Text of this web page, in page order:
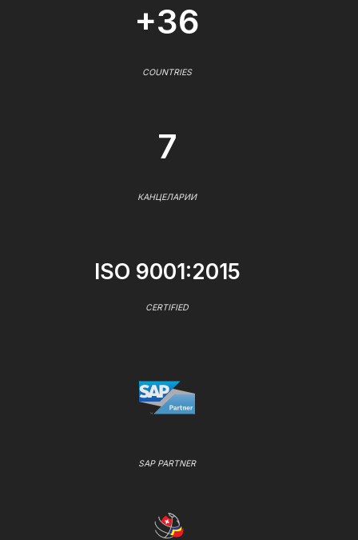
+36
COUNTRIES
7
КАНЦЕЛАРИИ
ISO 9001:2015
CERTIFIED
SAP PARTNER